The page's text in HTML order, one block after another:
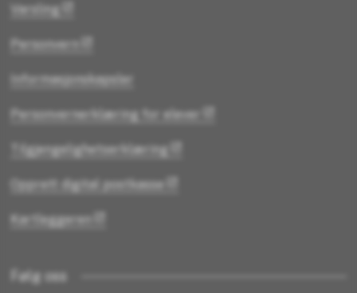
Varsling
Personvern
Informasjonskapsler
Personvernerklæring for elever
Tilgjengelighetserklæring
Opprett digital postkasse
Kartleggeren
Følg oss